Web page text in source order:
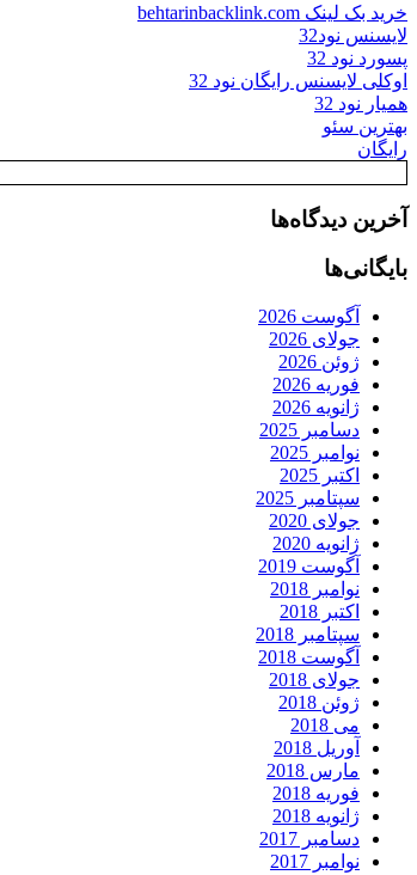
خرید بک لینک behtarinbacklink.com
لایسنس نود32
پسورد نود 32
اوکلی لایسنس رایگان نود 32
همیار نود 32
بهترین سئو
رایگان
آخرین دیدگاه‌ها
بایگانی‌ها
آگوست 2026
جولای 2026
ژوئن 2026
فوریه 2026
ژانویه 2026
دسامبر 2025
نوامبر 2025
اکتبر 2025
سپتامبر 2025
جولای 2020
ژانویه 2020
آگوست 2019
نوامبر 2018
اکتبر 2018
سپتامبر 2018
آگوست 2018
جولای 2018
ژوئن 2018
می 2018
آوریل 2018
مارس 2018
فوریه 2018
ژانویه 2018
دسامبر 2017
نوامبر 2017